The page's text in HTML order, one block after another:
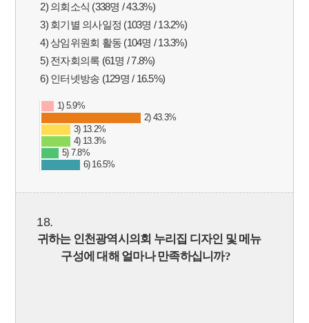
2) 의회소식 (338명 / 43.3%)
3) 회기별 의사일정 (103명 / 13.2%)
4) 상임위원회 활동 (104명 / 13.3%)
5) 전자회의록 (61명 / 7.8%)
6) 인터넷방송 (129명 / 16.5%)
1) 5.9%
2) 43.3%
3) 13.2%
4) 13.3%
5) 7.8%
6) 16.5%
18.
귀하는 인천광역시의회 누리집 디자인 및 메뉴
구성에 대해 얼마나 만족하십니까?